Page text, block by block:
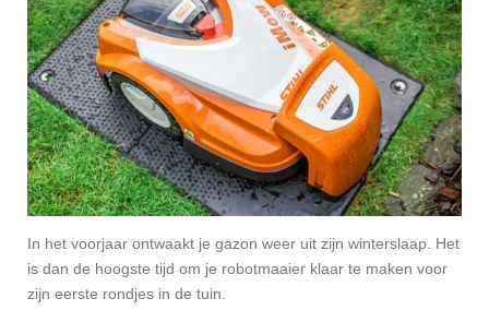
In het voorjaar ontwaakt je gazon weer uit zijn winterslaap. Het
is dan de hoogste tijd om je robotmaaier klaar te maken voor
zijn eerste rondjes in de tuin.